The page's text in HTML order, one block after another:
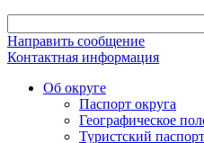
Направить сообщение
Контактная информация
Об округе
Паспорт округа
Географическое
Туристский паспорт